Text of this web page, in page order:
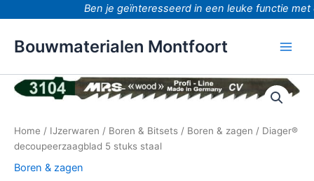
Ben je geïnteresseerd in een leuke functie
Bouwmaterialen Montfoort
Home / IJzerwaren / Boren & Bitsets / Boren & zagen / Diager®
decoupeerzaagblad 5 stuks staal
Boren & zagen
Diager®
decoupeerzaagblad
staal
aantal